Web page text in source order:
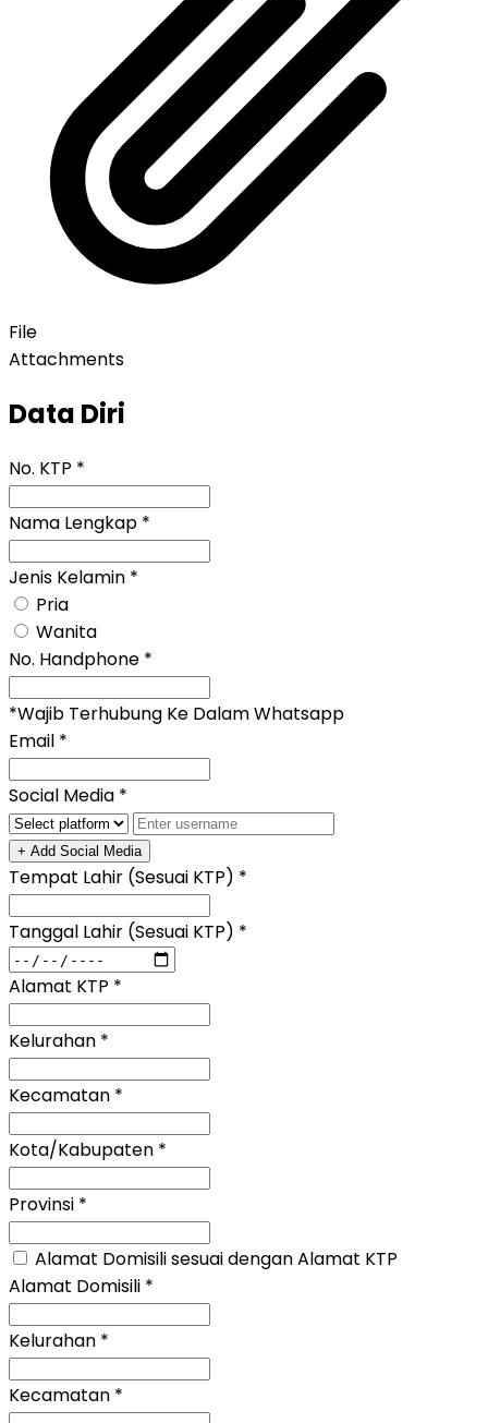
File
Attachments
Data Diri
No. KTP *
Nama Lengkap *
Jenis Kelamin *
Pria
Wanita
No. Handphone *
*Wajib Terhubung Ke Dalam Whatsapp
Email *
Social Media *
+ Add Social Media
Tempat Lahir (Sesuai KTP) *
Tanggal Lahir (Sesuai KTP) *
Alamat KTP *
Kelurahan *
Kecamatan *
Kota/Kabupaten *
Provinsi *
Alamat Domisili sesuai dengan Alamat KTP
Alamat Domisili *
Kelurahan *
Kecamatan *